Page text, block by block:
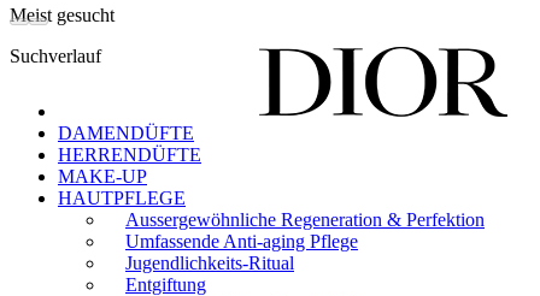
Meist gesucht
Suchverlauf
DAMENDÜFTE
HERRENDÜFTE
MAKE-UP
HAUTPFLEGE
Aussergewöhnliche Regeneration & Perfektion
Umfassende Anti-aging Pflege
Jugendlichkeits-Ritual
Entgiftung